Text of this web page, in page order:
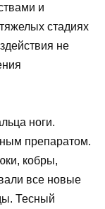
и
стадиях
не
ноги.
препаратом.
кобры,
все новые
Тесный